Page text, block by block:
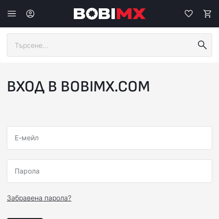
ВХОД В BOBIMX.COM
Е-мейл
Парола
Забравена парола?